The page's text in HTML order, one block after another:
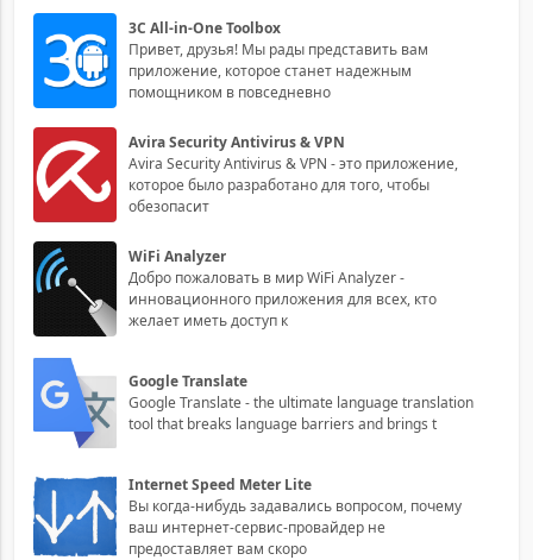
3C All-in-One Toolbox
Привет, друзья! Мы рады представить вам
приложение, которое станет надежным
помощником в повседневно
Avira Security Antivirus & VPN
Avira Security Antivirus & VPN - это приложение,
которое было разработано для того, чтобы
обезопасит
WiFi Analyzer
Добро пожаловать в мир WiFi Analyzer -
инновационного приложения для всех, кто
желает иметь доступ к
Google Translate
Google Translate - the ultimate language translation
tool that breaks language barriers and brings t
Internet Speed Meter Lite
Вы когда-нибудь задавались вопросом, почему
ваш интернет-сервис-провайдер не
предоставляет вам скоро